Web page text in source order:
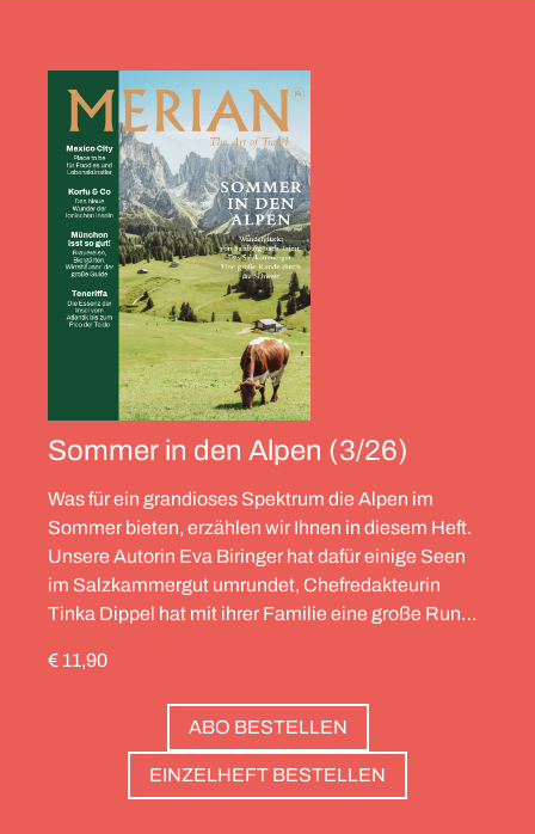
Sommer in den Alpen (3/26)
Was für ein grandioses Spektrum die Alpen im
Sommer bieten, erzählen wir Ihnen in diesem Heft.
Unsere Autorin Eva Biringer hat dafür einige Seen
im Salzkammergut umrundet, Chefredakteurin
Tinka Dippel hat mit ihrer Familie eine große Runde
Helfrich ist über viele Gipfel gegangen – von
Salzburg bis nach Triest. Und die Redaktion hat
zwölf Hotels gesammelt, die zweierlei gemeinsam
haben: Sie sind die perfekte Basis, um Gipfel zu
stürmen. Und sie haben wunderschöne Pools, um
€ 11,90
ABO BESTELLEN
EINZELHEFT BESTELLEN